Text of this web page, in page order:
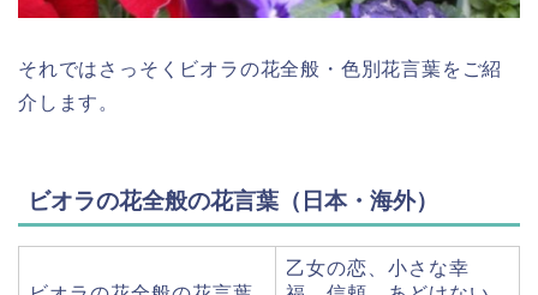
それではさっそくビオラの花全般・色別花言葉をご紹
介します。
ビオラの花全般の花言葉（日本・海外）
乙女の恋、小さな幸